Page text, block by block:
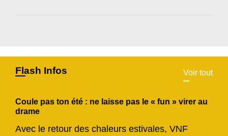
Flash Infos Voir tout
Coule pas ton été : ne laisse pas le « fun » virer au
drame
Avec le retour des chaleurs estivales, VNF